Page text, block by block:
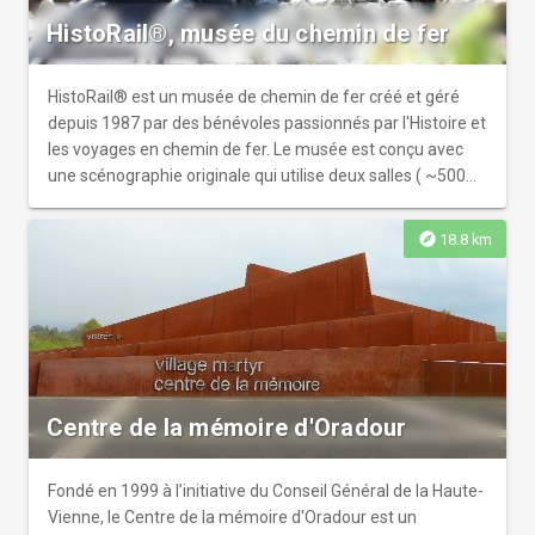
HistoRail®, musée du chemin de fer
HistoRail® est un musée de chemin de fer créé et géré
depuis 1987 par des bénévoles passionnés par l'Histoire et
les voyages en chemin de fer. Le musée est conçu avec
une scénographie originale qui utilise deux salles ( ~500
manufacture de chaussures (créée grâce à l'arrivée du
chemin de fer à Saint-Léonard-de-Noblat en 1881). Il
associe intimement ses collections diversifiées de
matériels réels, certains fonctionnels et présentant les
divers métiers nécessaires à votre voyage en chemin de
fer, avec l'imbrication de plusieurs réseaux de trains
miniatures à diverses échelles du 1/22è, 1/87è, 1/43,5è.
Chacun d'entre eux a un rôle explicatif, pédagogique et
ludique dans cette scénographie du voyage ferroviaire.
C'est cette intime association qui donne cet attrait original
à HistoRail.
explore 18.8 km
Centre de la mémoire d'Oradour
Fondé en 1999 à l’initiative du Conseil Général de la Haute-
Vienne, le Centre de la mémoire d'Oradour est un